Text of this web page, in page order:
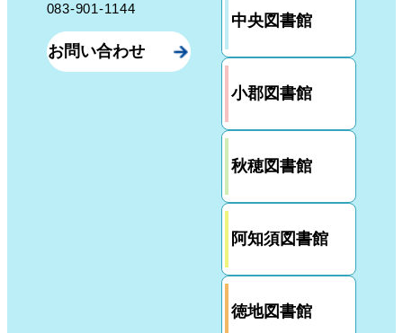
083-901-1144
お問い合わせ
中央図書館
小郡図書館
秋穂図書館
阿知須図書館
徳地図書館